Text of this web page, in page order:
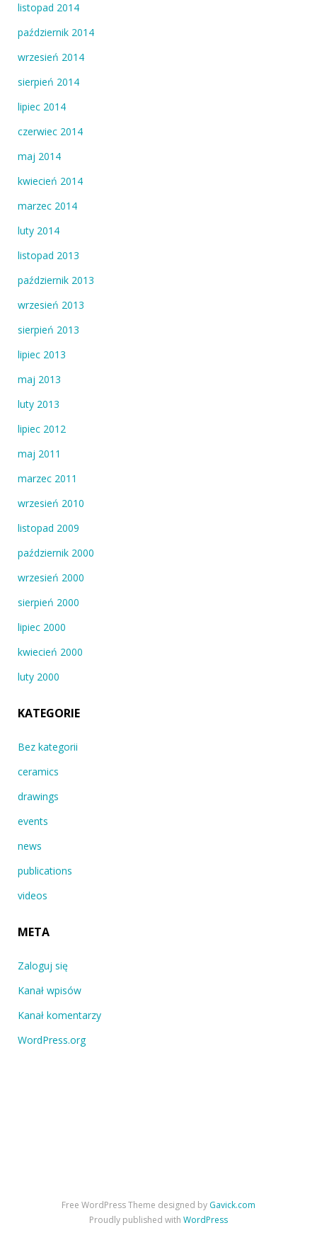
listopad 2014
październik 2014
wrzesień 2014
sierpień 2014
lipiec 2014
czerwiec 2014
maj 2014
kwiecień 2014
marzec 2014
luty 2014
listopad 2013
październik 2013
wrzesień 2013
sierpień 2013
lipiec 2013
maj 2013
luty 2013
lipiec 2012
maj 2011
marzec 2011
wrzesień 2010
listopad 2009
październik 2000
wrzesień 2000
sierpień 2000
lipiec 2000
kwiecień 2000
luty 2000
KATEGORIE
Bez kategorii
ceramics
drawings
events
news
publications
videos
META
Zaloguj się
Kanał wpisów
Kanał komentarzy
WordPress.org
Free WordPress Theme designed by Gavick.com
Proudly published with WordPress